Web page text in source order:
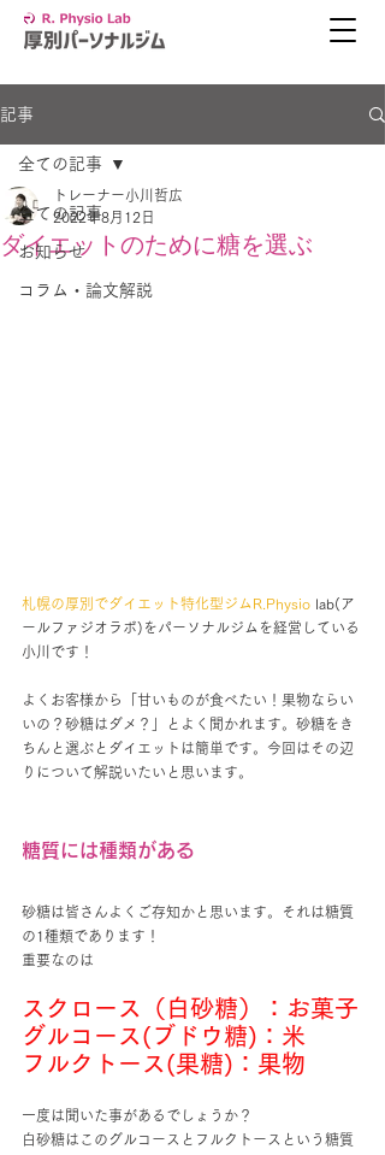
記事
全ての記事
お知らせ
コラム・論文解説
全ての記事
ダイエットのために糖を選ぶ
トレーナー小川哲広
2022年8月12日
札幌の厚別でダイエット特化型ジムR.Physio lab(ア
ールファジオラボ)をパーソナルジムを経営している
小川です！
よくお客様から「甘いものが食べたい！果物ならい
いの？砂糖はダメ？」とよく聞かれます。砂糖をき
ちんと選ぶとダイエットは簡単です。今回はその辺
りについて解説いたいと思います。
糖質には種類がある
砂糖は皆さんよくご存知かと思います。それは糖質
の1種類であります！
重要なのは
スクロース（白砂糖）：お菓子
グルコース(ブドウ糖)：米
フルクトース(果糖)：果物
一度は聞いた事があるでしょうか？
白砂糖はこのグルコースとフルクトースという糖質